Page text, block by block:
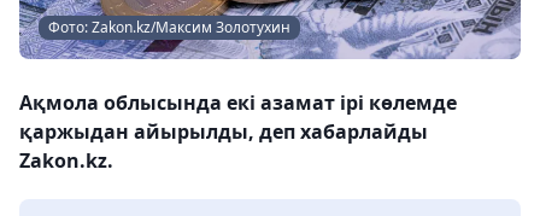
Фото: Zakon.kz/Максим Золотухин
Ақмола облысында екі азамат ірі көлемде
қаржыдан айырылды, деп хабарлайды
Zakon.kz.